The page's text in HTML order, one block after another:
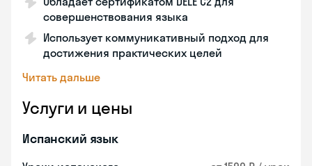
совершенствования языка
Использует коммуникативный подход для
достижения практических целей
Читать дальше
Услуги и цены
Испанский язык